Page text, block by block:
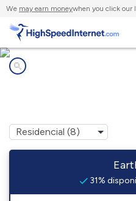
We may earn moneywhen you click our
31%